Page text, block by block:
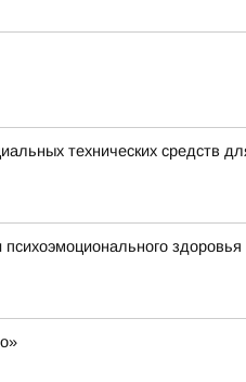
технических средств
здоровья